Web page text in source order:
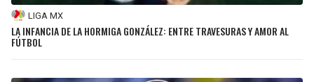
LIGA MX
LA INFANCIA DE LA HORMIGA GONZÁLEZ: ENTRE TRAVESURAS Y AMOR AL
FÚTBOL